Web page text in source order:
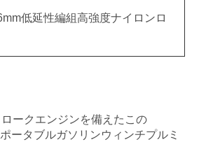
低延性編組高強度ナイロンロ
ークエンジンを備えたこの
ータブルガソリンウィンチプルミ